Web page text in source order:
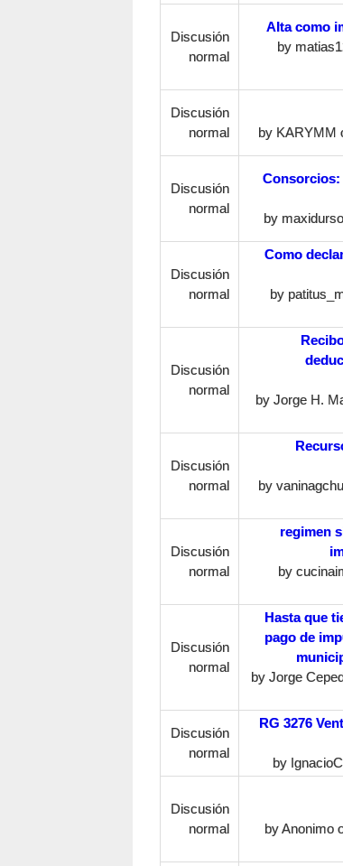
Discusión
normal
Alta como
by
Discusión
normal
by KARYMM
Discusión
normal
by maxidurso
Discusión
normal
Como
by
Discusión
normal
by Jorge H.
Discusión
normal
by vaninagchu
Discusión
normal
regimen
by
Discusión
normal
Hasta que
pago de
by Jorge
Discusión
normal
RG 3276
by IgnacioC
Discusión
normal
byAnonimo